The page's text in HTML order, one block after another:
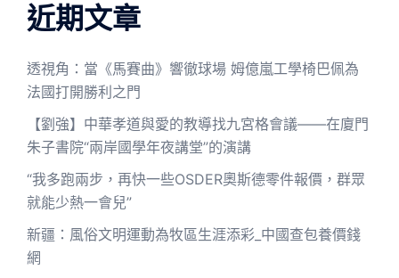
近期文章
透視角：當《馬賽曲》響徹球場 姆億嵐工學椅巴佩為
法國打開勝利之門
【劉強】中華孝道與愛的教導找九宮格會議——在廈門
朱子書院“兩岸國學年夜講堂”的演講
“我多跑兩步，再快一些OSDER奧斯德零件報價，群眾
就能少熱一會兒”
新疆：風俗文明運動為牧區生涯添彩_中國查包養價錢
網